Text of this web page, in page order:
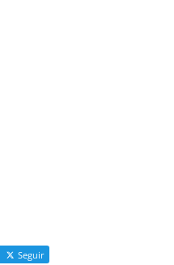
Seguir